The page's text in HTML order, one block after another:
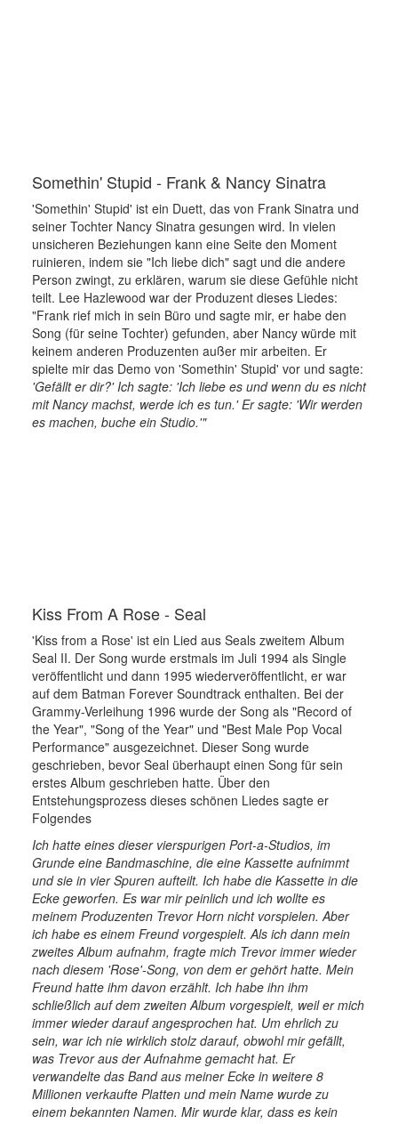
Somethin' Stupid - Frank & Nancy Sinatra
'Somethin' Stupid' ist ein Duett, das von Frank Sinatra und
seiner Tochter Nancy Sinatra gesungen wird. In vielen
unsicheren Beziehungen kann eine Seite den Moment
ruinieren, indem sie "Ich liebe dich" sagt und die andere
Person zwingt, zu erklären, warum sie diese Gefühle nicht
teilt. Lee Hazlewood war der Produzent dieses Liedes:
"Frank rief mich in sein Büro und sagte mir, er habe den
Song (für seine Tochter) gefunden, aber Nancy würde mit
keinem anderen Produzenten außer mir arbeiten. Er
spielte mir das Demo von 'Somethin' Stupid' vor und sagte:
'Gefällt er dir?' Ich sagte: 'Ich liebe es und wenn du es nicht
mit Nancy machst, werde ich es tun.' Er sagte: 'Wir werden
es machen, buche ein Studio.'"
Kiss From A Rose - Seal
'Kiss from a Rose' ist ein Lied aus Seals zweitem Album
Seal II. Der Song wurde erstmals im Juli 1994 als Single
veröffentlicht und dann 1995 wiederveröffentlicht, er war
auf dem Batman Forever Soundtrack enthalten. Bei der
Grammy-Verleihung 1996 wurde der Song als "Record of
the Year", "Song of the Year" und "Best Male Pop Vocal
Performance" ausgezeichnet. Dieser Song wurde
geschrieben, bevor Seal überhaupt einen Song für sein
erstes Album geschrieben hatte. Über den
Entstehungsprozess dieses schönen Liedes sagte er
Folgendes
Ich hatte eines dieser vierspurigen Port-a-Studios, im
Grunde eine Bandmaschine, die eine Kassette aufnimmt
und sie in vier Spuren aufteilt. Ich habe die Kassette in die
Ecke geworfen. Es war mir peinlich und ich wollte es
meinem Produzenten Trevor Horn nicht vorspielen. Aber
ich habe es einem Freund vorgespielt. Als ich dann mein
zweites Album aufnahm, fragte mich Trevor immer wieder
nach diesem 'Rose'-Song, von dem er gehört hatte. Mein
Freund hatte ihm davon erzählt. Ich habe ihn ihm
schließlich auf dem zweiten Album vorgespielt, weil er mich
immer wieder darauf angesprochen hat. Um ehrlich zu
sein, war ich nie wirklich stolz darauf, obwohl mir gefällt,
was Trevor aus der Aufnahme gemacht hat. Er
verwandelte das Band aus meiner Ecke in weitere 8
Millionen verkaufte Platten und mein Name wurde zu
einem bekannten Namen. Mir wurde klar, dass es kein